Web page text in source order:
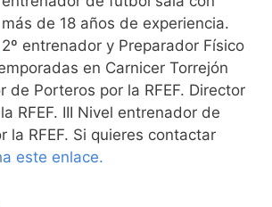
más de 18 años de experiencia.
2º entrenador y Preparador Físico
en Carnicer Torrejón
de Porteros por la RFEF. Director
RFEF. III Nivel entrenador de
la RFEF. Si quieres contactar
este enlace.